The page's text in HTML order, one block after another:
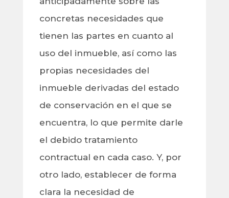
concretas necesidades que
tienen las partes en cuanto al
uso del inmueble, así como las
propias necesidades del
inmueble derivadas del estado
de conservación en el que se
encuentra, lo que permite darle
el debido tratamiento
contractual en cada caso. Y, por
otro lado, establecer de forma
clara la necesidad de